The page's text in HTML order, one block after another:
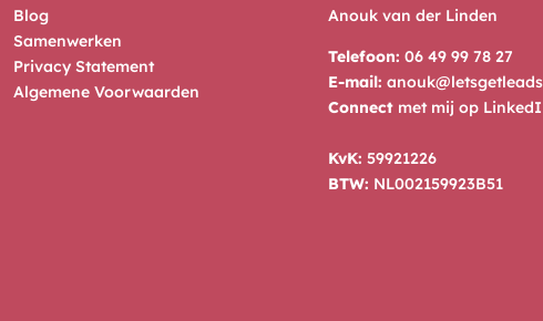
Blog
Samenwerken
Privacy Statement
Algemene Voorwaarden
Anouk van der Linden
Telefoon: 06 49 99 78 27
E-mail:
Connectmet mij op
KvK: 59921226
BTW: NL002159923B51